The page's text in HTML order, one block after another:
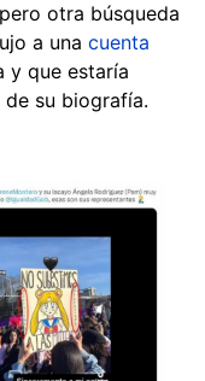
otra búsqueda
a una cuenta
y que estaría
de su biografía.